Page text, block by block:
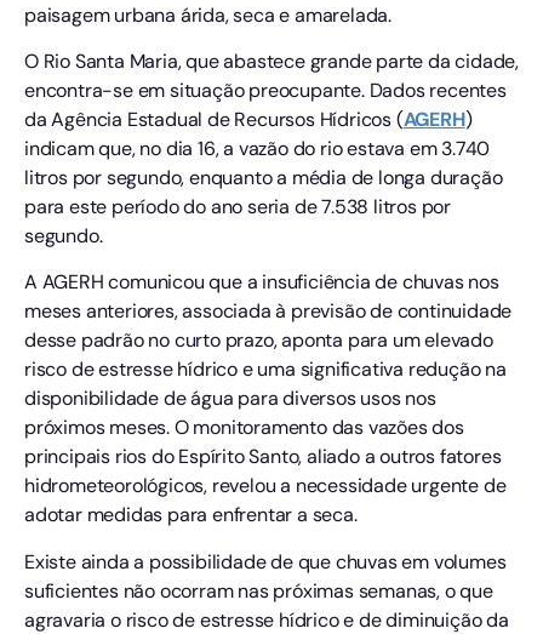
paisagem urbana árida, seca e amarelada.
O Rio Santa Maria, que abastece grande parte da cidade,
encontra-se em situação preocupante. Dados recentes
da Agência Estadual de Recursos Hídricos (AGERH)
indicam que, no dia 16, a vazão do rio estava em 3.740
litros por segundo, enquanto a média de longa duração
para este período do ano seria de 7.538 litros por
segundo.
A AGERH comunicou que a insuficiência de chuvas nos
meses anteriores, associada à previsão de continuidade
desse padrão no curto prazo, aponta para um elevado
risco de estresse hídrico e uma significativa redução na
disponibilidade de água para diversos usos nos
próximos meses. O monitoramento das vazões dos
principais rios do Espírito Santo, aliado a outros fatores
hidrometeorológicos, revelou a necessidade urgente de
adotar medidas para enfrentar a seca.
Existe ainda a possibilidade de que chuvas em volumes
suficientes não ocorram nas próximas semanas, o que
agravaria o risco de estresse hídrico e de diminuição da